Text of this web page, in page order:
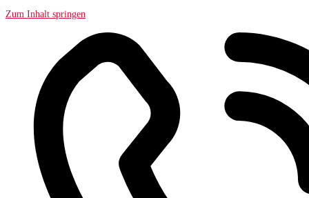
Zum Inhalt springen